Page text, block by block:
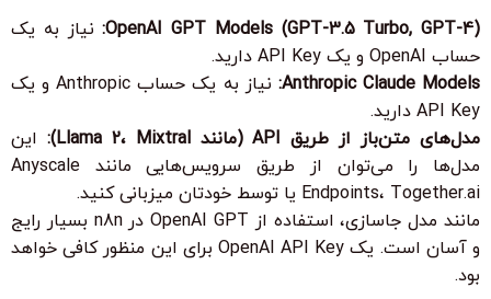
OpenAI GPT Models (GPT-3.5 Turbo, GPT-4):نیاز به یک
حساب OpenAI و یک
API Key دارید.
Anthropic Claude Models: نیاز به یک حساب Anthropic و یک
API Key دارید.
مدل‌های متن‌باز از طریق API (مانند Llama 2، Mixtral):
این
مدل‌ها را می‌توان از طریق سرویس‌هایی مانند Anyscale
Endpoints، Together.ai یا توسط خودتان میزبانی کنید.
مانند مدل جاسازی، استفاده از OpenAI GPT در n8n بسیار رایج
و آسان است. یک API Key
OpenAI برای این منظور کافی خواهد
بود.